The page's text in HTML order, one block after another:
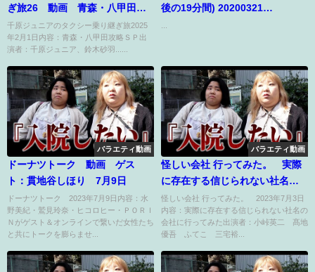
ぎ旅26 動画 青森・八甲田攻
略ＳＰ 2月1日
千原ジュニアのタクシー乗り継ぎ旅2025
年2月1日内容：青森・八甲田攻略ＳＰ出
演者：千原ジュニア、鈴木砂羽......
後の19分間) 20200321
バラエティ動画
ドーナツトーク 動画 ゲス
ト：貫地谷しほり 7月9日
ドーナツトーク 2023年7月9日内容：水
野美紀・鷲見玲奈・ヒコロヒー・ＰＯＲＩ
Ｎがゲスト＆オンラインで繋いだ女性たち
と共にトークを膨らませ...
バラエティ動画
怪しい会社 行ってみた。 実際
に存在する信じられない社名の
会社に行ってみた 7月3日
怪しい会社 行ってみた。 2023年7月3日
内容：実際に存在する信じられない社名の
会社に行ってみた出演者：小峠英二 髙地
優吾 ふてこ 三宅裕...